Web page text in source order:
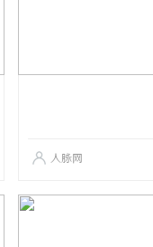
人脉网